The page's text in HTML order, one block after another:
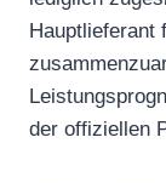
Hauptlieferant
der offiziellen